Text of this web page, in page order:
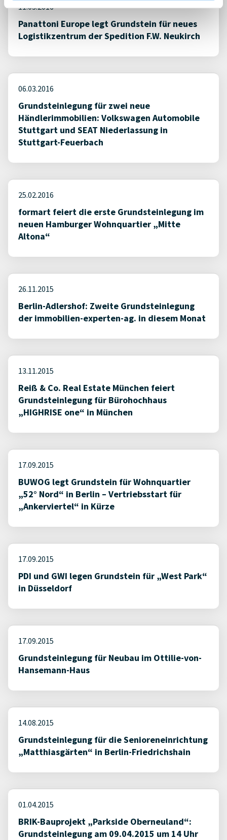
11.03.2016
Panattoni Europe legt Grundstein für neues
Logistikzentrum der Spedition F.W. Neukirch
06.03.2016
Grundsteinlegung für zwei neue
Händlerimmobilien: Volkswagen Automobile
Stuttgart und SEAT Niederlassung in
Stuttgart-Feuerbach
25.02.2016
formart feiert die erste Grundsteinlegung im
neuen Hamburger Wohnquartier „Mitte
Altona“
26.11.2015
Berlin-Adlershof: Zweite Grundsteinlegung
der immobilien-experten-ag. in diesem Monat
13.11.2015
Reiß & Co. Real Estate München feiert
Grundsteinlegung für Bürohochhaus
„HIGHRISE one“ in München
17.09.2015
BUWOG legt Grundstein für Wohnquartier
„52° Nord“ in Berlin – Vertriebsstart für
„Ankerviertel“ in Kürze
17.09.2015
PDI und GWI legen Grundstein für „West Park“
in Düsseldorf
17.09.2015
Grundsteinlegung für Neubau im Ottilie-von-
Hansemann-Haus
14.08.2015
Grundsteinlegung für die Senioreneinrichtung
„Matthiasgärten“ in Berlin-Friedrichshain
01.04.2015
BRIK-Bauprojekt „Parkside Oberneuland“:
Grundsteinlegung am 09.04.2015 um 14 Uhr